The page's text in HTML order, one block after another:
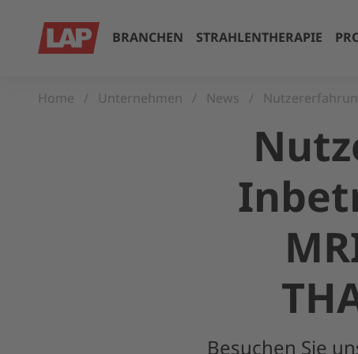
BRANCHEN STRAHLENTHERAPIE
Home Unternehmen News
Besuchen Sie